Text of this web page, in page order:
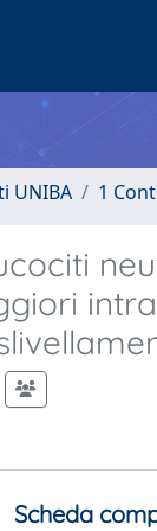
UNIBA 1
Scheda